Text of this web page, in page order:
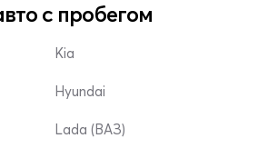
с пробегом
Kia
Hyundai
Lada (ВАЗ)